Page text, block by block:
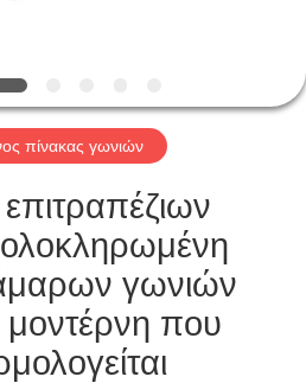
πίνακας γωνιών
γωνιών
που